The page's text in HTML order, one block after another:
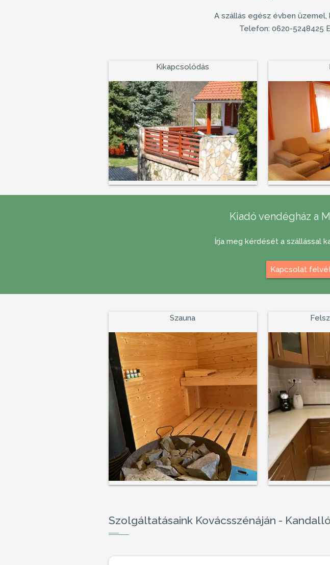
A szállás egész évben
Telefon: 0620-5248425
Kikapcsolódás
Kiadó vendégház a
Írja meg kérdését a szállással
Kapcsolat
Szauna
Szolgáltatásaink Kovácsszénáján - Kandalló